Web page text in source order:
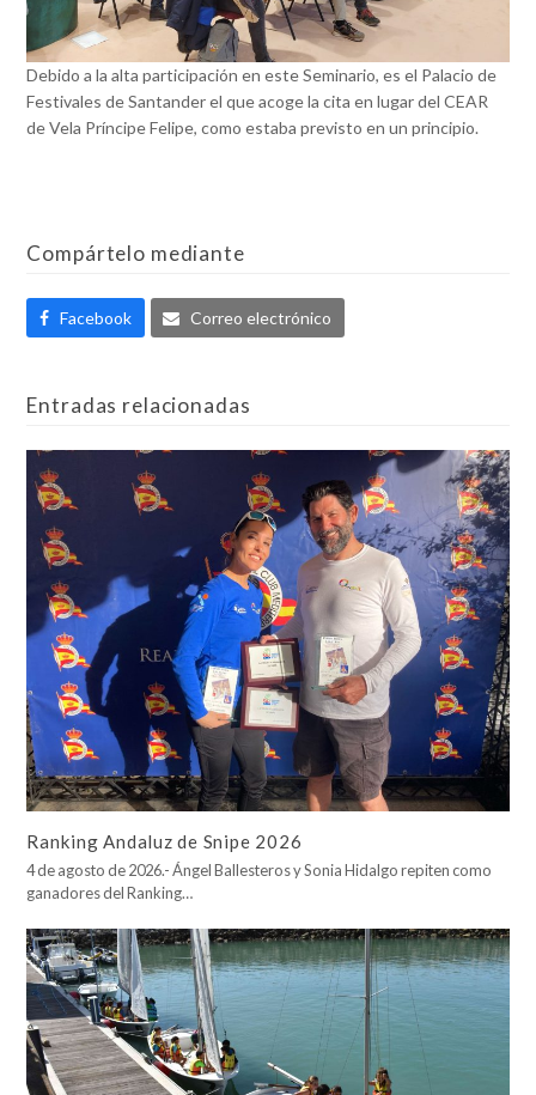
Debido a la alta participación en este Seminario, es el Palacio de
Festivales de Santander el que acoge la cita en lugar del CEAR
de Vela Príncipe Felipe, como estaba previsto en un principio.
Compártelo mediante
Facebook Correo electrónico
Entradas relacionadas
Ranking Andaluz de Snipe 2026
4 de agosto de 2026.- Ángel Ballesteros y Sonia Hidalgo repiten como
ganadores del Ranking…